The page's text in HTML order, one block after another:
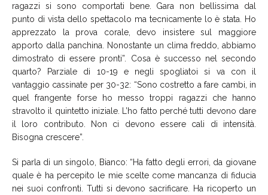
ragazzi si sono comportati bene. Gara non bellissima dal
punto di vista dello spettacolo ma tecnicamente lo è stata. Ho
apprezzato la prova corale, devo insistere sul maggiore
apporto dalla panchina. Nonostante un clima freddo, abbiamo
dimostrato di essere pronti”. Cosa è successo nel secondo
quarto? Parziale di 10-19 e negli spogliatoi si va con il
vantaggio cassinate per 30-32: “Sono costretto a fare cambi, in
quel frangente forse ho messo troppi ragazzi che hanno
stravolto il quintetto iniziale. L’ho fatto perché tutti devono dare
il loro contributo. Non ci devono essere cali di intensità.
Bisogna crescere”.
Si parla di un singolo, Bianco: “Ha fatto degli errori, da giovane
quale è ha percepito le mie scelte come mancanza di fiducia
nei suoi confronti. Tutti si devono sacrificare. Ha ricoperto un